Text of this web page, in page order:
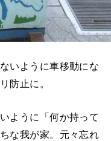
いように車移動にな
防止に。
ように「何か持って
な我が家。元々忘れ